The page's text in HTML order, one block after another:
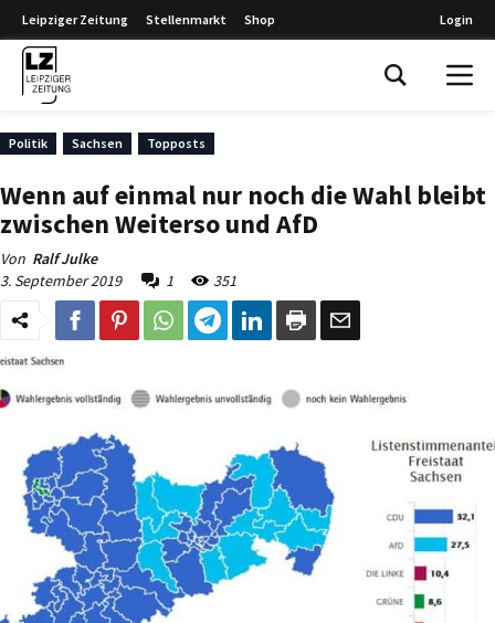
Leipziger Zeitung Stellenmarkt Shop Login
Politik Sachsen Topposts
Wenn auf einmal nur noch die Wahl bleibt
zwischen Weiterso und AfD
Von Ralf Julke
3. September 2019
1 351